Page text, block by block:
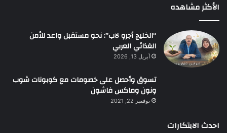
الأكثر مشاهده
“الخليج أجرو لاب”: نحو مستقبل واعد للأمن
الغذائي العربي
أبريل 13, 2026
تسوق وأحصل على خصومات مع كوبونات شوب
ونون وماكس فاشون
نوفمبر 22, 2021
احدث الابتكارات